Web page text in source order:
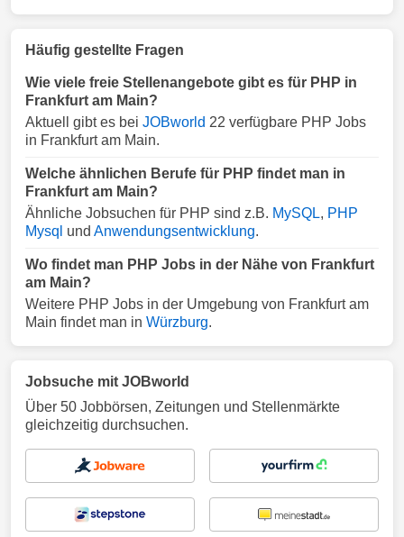
Häufig gestellte Fragen
Wie viele freie Stellenangebote gibt es für PHP in
Frankfurt am Main?
Aktuell gibt es bei JOBworld 22 verfügbare PHP Jobs
in Frankfurt am Main.
Welche ähnlichen Berufe für PHP findet man in
Frankfurt am Main?
Ähnliche Jobsuchen für PHP sind z.B. MySQL, PHP
Mysql und Anwendungsentwicklung.
Wo findet man PHP Jobs in der Nähe von Frankfurt
am Main?
Weitere PHP Jobs in der Umgebung von Frankfurt am
Main findet man in Würzburg.
Jobsuche mit JOBworld
Über 50 Jobbörsen, Zeitungen und Stellenmärkte
gleichzeitig durchsuchen.